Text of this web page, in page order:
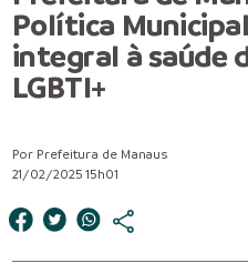
Política
integral à saúde
LGBTI+
Por Prefeitura de Manaus
21/02/2025 15h01